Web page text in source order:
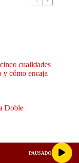
cualidades
y cómo encaja
Doble
PAUSADO